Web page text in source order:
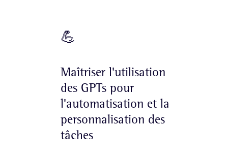
💪
Maîtriser l'utilisation
des GPTs pour
l'automatisation et la
personnalisation des
tâches